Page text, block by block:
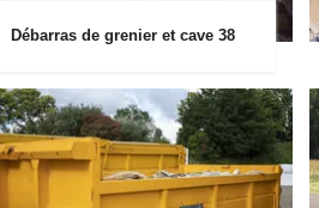
Débarras de grenier et cave 38